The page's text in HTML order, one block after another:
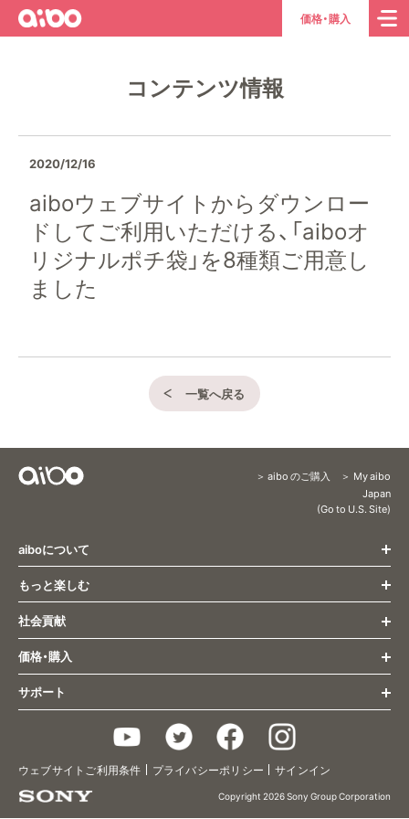
aibo
ト
ッ
価格・購入
コンテンツ情報
2020/12/16
aiboウェブサイトからダウンロー
ドしてご利用いただける、「aiboオ
リジナルポチ袋」を8種類ご用意し
ました
一覧へ戻る
aibo のご購入
My aibo
Japan
(Go to U.S. Site)
aiboについて
トップページ
すべての最新情報
姿とふるまい
コミュニケーション
成長・個性
aiboとの生活
主な仕様
チョコ エディション
2020年限定カラーモデルキャラメル エディション
2021年カラーモデル
もっと楽しむ
もっと楽しむ トップ
オーナー様向け最新情報
aibo くらし方ガイド
aiboのふるまい
aiboのおまわりさん
aiboフォト
社会貢献
社会貢献 トップ
医療・福祉
研究活動
aiboの里親プログラム
価格・購入
購入(ストア) トップ
aiboに会いに行く
アクセサリー/関連グッズ
aiboプレミアムプラン
aiboケアサポート
サポート
お問い合わせ
使いかた/取扱い説明
ウェブサイトご利用条件 プライバシーポリシー サインイン
Copyright 2026 Sony Group Corporation